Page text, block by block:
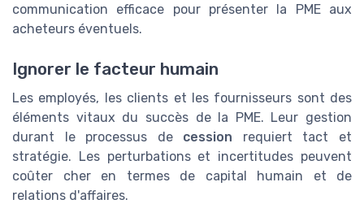
communication efficace pour présenter la PME aux
acheteurs éventuels.
Ignorer le facteur humain
Les employés, les clients et les fournisseurs sont des
éléments vitaux du succès de la PME. Leur gestion
durant le processus de cession requiert tact et
stratégie. Les perturbations et incertitudes peuvent
coûter cher en termes de capital humain et de
relations d'affaires.